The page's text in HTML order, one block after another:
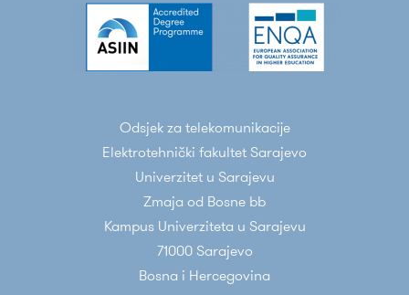
Odsjek za telekomunikacije
Elektrotehnički fakultet Sarajevo
Univerzitet u Sarajevu
Zmaja od Bosne bb
Kampus Univerziteta u Sarajevu
71000 Sarajevo
Bosna i Hercegovina